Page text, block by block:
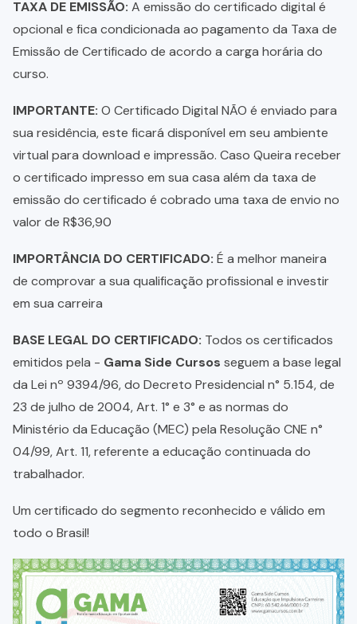
TAXA DE EMISSÃO: A emissão do certificado digital é
opcional e fica condicionada ao pagamento da Taxa de
Emissão de Certificado de acordo a carga horária do
curso.
IMPORTANTE: O Certificado Digital NÃO é enviado para
sua residência, este ficará disponível em seu ambiente
virtual para download e impressão. Caso Queira receber
o certificado impresso em sua casa além da taxa de
emissão do certificado é cobrado uma taxa de envio no
valor de R$36,90
IMPORTÂNCIA DO CERTIFICADO: É a melhor maneira
de comprovar a sua qualificação profissional e investir
em sua carreira
BASE LEGAL DO CERTIFICADO: Todos os certificados
emitidos pela - Gama Side Cursos seguem a base legal
da Lei nº 9394/96, do Decreto Presidencial n° 5.154, de
23 de julho de 2004, Art. 1° e 3° e as normas do
Ministério da Educação (MEC) pela Resolução CNE n°
04/99, Art. 11, referente a educação continuada do
trabalhador.
Um certificado do segmento reconhecido e válido em
todo o Brasil!